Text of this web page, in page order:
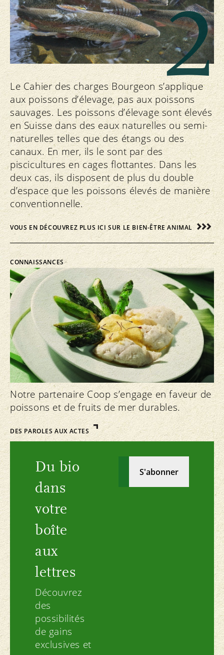
2
Le Cahier des charges Bourgeon s’applique
aux poissons d’élevage, pas aux poissons
sauvages. Les poissons d’élevage sont élevés
en Suisse dans des eaux naturelles ou semi-
naturelles telles que des étangs ou des
canaux. En mer, ils le sont par des
piscicultures en cages flottantes. Dans les
deux cas, ils disposent de plus du double
d’espace que les poissons élevés de manière
conventionnelle.
VOUS EN DÉCOUVREZ PLUS ICI SUR LE BIEN-ÊTRE ANIMAL
CONNAISSANCES
Notre partenaire Coop s’engage en faveur de
poissons et de fruits de mer durables.
DES PAROLES AUX ACTES
Du bio
dans
votre
boîte
aux
lettres
Découvrez
des
possibilités
de gains
exclusives et